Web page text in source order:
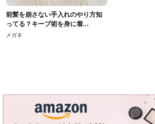
前髪を崩さない手入れのやり方知
ってる？キープ術を身に着...
メガネ